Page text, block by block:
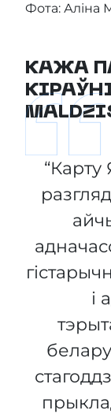
Фота: Аліна
КАЖА
і